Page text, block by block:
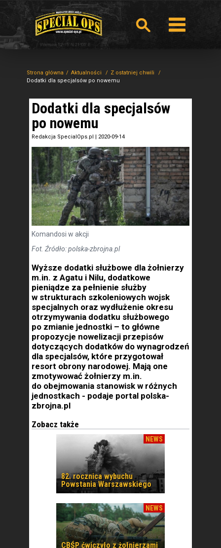
Strona główna Aktualności
Z ostatniej chwili
Dodatki dla specjalsów po nowemu
Dodatki dla specjalsów
po nowemu
Redakcja SpecialOps.pl | 2020-09-14
Komandosi w akcji
Fot. Źródło: polska-zbrojna.pl
Wyższe dodatki służbowe dla żołnierzy
m.in. z Agatu i Nilu, dodatkowe
pieniądze za pełnienie służby
w strukturach szkoleniowych wojsk
specjalnych oraz wydłużenie okresu
otrzymywania dodatku służbowego
po zmianie jednostki – to główne
propozycje nowelizacji przepisów
dotyczących dodatków do wynagrodzeń
dla specjalsów, które przygotował
resort obrony narodowej. Mają one
zmotywować żołnierzy m.in.
do obejmowania stanowisk w różnych
jednostkach - podaje portal polska-
zbrojna.pl
Zobacz także
NEWS
82. rocznica wybuchu
Powstania Warszawskiego
NEWS
CBŚP ćwiczyło z żołnierzami